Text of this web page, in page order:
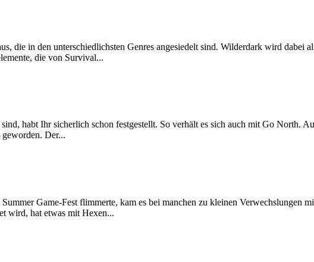
die in den unterschiedlichsten Genres angesiedelt sind. Wilderdark wird dabei
die von Survival...
habt Ihr sicherlich schon festgestellt. So verhält es sich auch mit Go North.
Der...
Game-Fest flimmerte, kam es bei manchen zu kleinen Verwechslungen
wird, hat etwas mit Hexen...